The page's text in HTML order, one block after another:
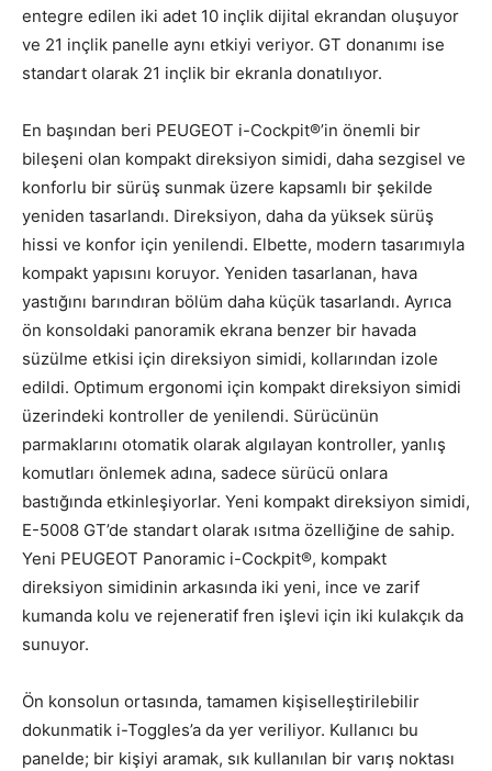
entegre edilen iki adet 10 inçlik dijital ekrandan oluşuyor
ve 21 inçlik panelle aynı etkiyi veriyor. GT donanımı ise
standart olarak 21 inçlik bir ekranla donatılıyor.
En başından beri PEUGEOT i-Cockpit®’in önemli bir
bileşeni olan kompakt direksiyon simidi, daha sezgisel ve
konforlu bir sürüş sunmak üzere kapsamlı bir şekilde
yeniden tasarlandı. Direksiyon, daha da yüksek sürüş
hissi ve konfor için yenilendi. Elbette, modern tasarımıyla
kompakt yapısını koruyor. Yeniden tasarlanan, hava
yastığını barındıran bölüm daha küçük tasarlandı. Ayrıca
ön konsoldaki panoramik ekrana benzer bir havada
süzülme etkisi için direksiyon simidi, kollarından izole
edildi. Optimum ergonomi için kompakt direksiyon simidi
üzerindeki kontroller de yenilendi. Sürücünün
parmaklarını otomatik olarak algılayan kontroller, yanlış
komutları önlemek adına, sadece sürücü onlara
bastığında etkinleşiyorlar. Yeni kompakt direksiyon simidi,
E-5008 GT’de standart olarak ısıtma özelliğine de sahip.
Yeni PEUGEOT Panoramic i-Cockpit®, kompakt
direksiyon simidinin arkasında iki yeni, ince ve zarif
kumanda kolu ve rejeneratif fren işlevi için iki kulakçık da
sunuyor.
Ön konsolun ortasında, tamamen kişiselleştirilebilir
dokunmatik i-Toggles’a da yer veriliyor. Kullanıcı bu
panelde; bir kişiyi aramak, sık kullanılan bir varış noktası